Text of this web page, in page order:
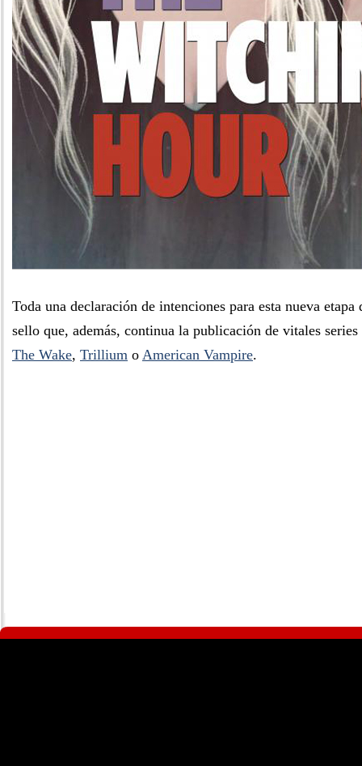
Toda una declaración de intenciones para esta nueva
sello que, además, continua la publicación de vitales
The Wake, Trillium o American Vampire.